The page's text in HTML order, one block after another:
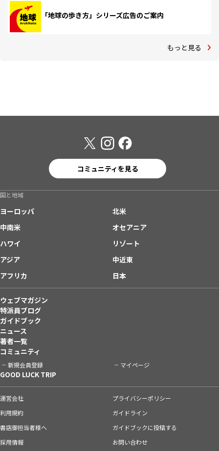
「地球の歩き方」シリーズ広告のご案内
もっと見る
コミュニティを見る
国と地域
ヨーロッパ
北米
中南米
オセアニア
ハワイ
リゾート
アジア
中近東
アフリカ
日本
ウェブマガジン
特派員ブログ
ガイドブック
ニュース
著者一覧
コミュニティ
新規会員登録 マイページ
GOOD LUCK TRIP
運営会社
プライバシーポリシー
利用規約
ガイドライン
書店御担当者様へ
ガイドブックに投稿する
採用情報
お問い合わせ